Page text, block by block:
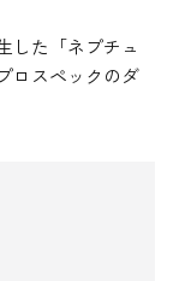
した「ネプチュ
ロスペックのダ